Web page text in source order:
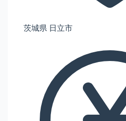
茨城県 日立市